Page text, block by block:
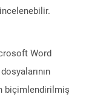
Word
biçimlendirilmiş